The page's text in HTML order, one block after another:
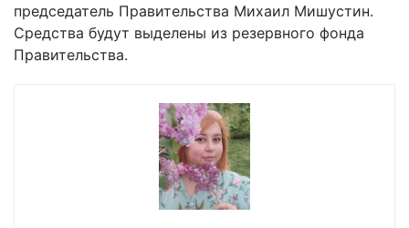
председатель Правительства Михаил Мишустин.
Средства будут выделены из резервного фонда
Правительства.